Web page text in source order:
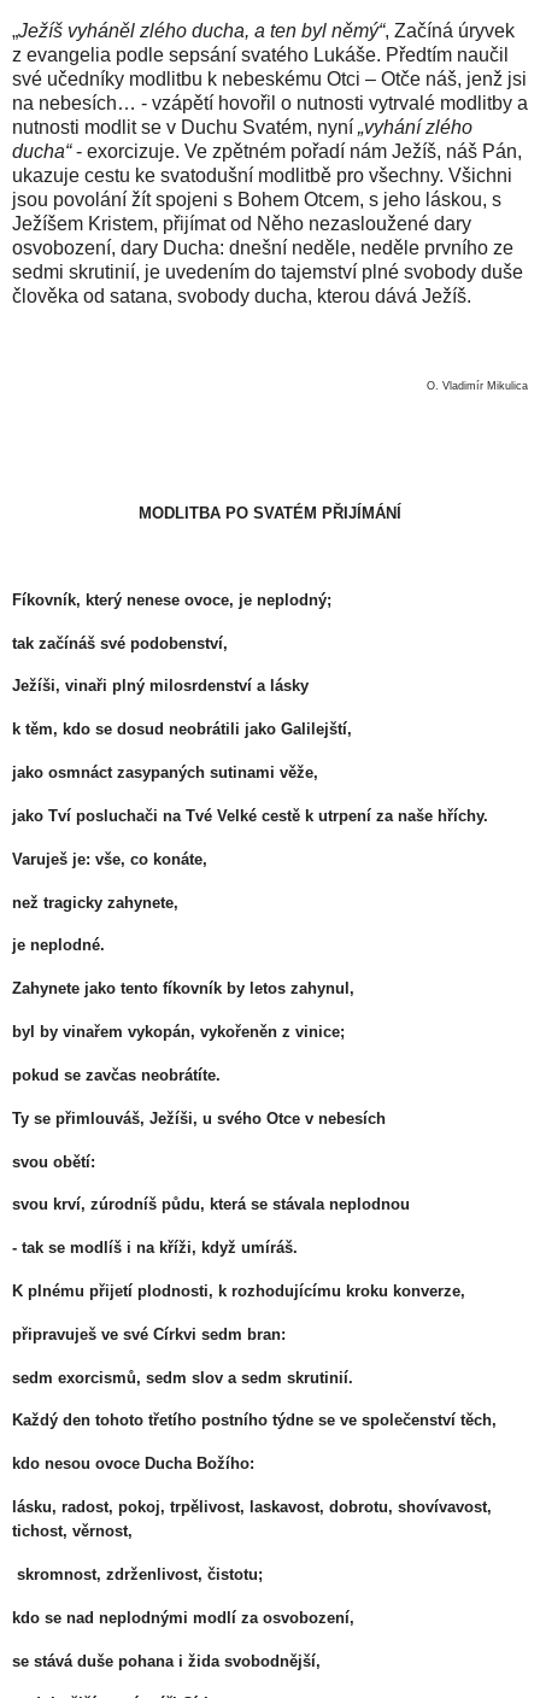
„Ježíš vyháněl zlého ducha, a ten byl němý“, Začíná úryvek
z evangelia podle sepsání svatého Lukáše. Předtím naučil
své učedníky modlitbu k nebeskému Otci – Otče náš, jenž jsi
na nebesích… - vzápětí hovořil o nutnosti vytrvalé modlitby a
nutnosti modlit se v Duchu Svatém, nyní „vyhání zlého
ducha“- exorcizuje. Ve zpětném pořadí nám Ježíš, náš Pán,
ukazuje cestu ke svatodušní modlitbě pro všechny. Všichni
jsou povolání žít spojeni s Bohem Otcem, s jeho láskou, s
Ježíšem Kristem, přijímat od Něho nezasloužené dary
osvobození, dary Ducha: dnešní neděle, neděle prvního ze
sedmi skrutinií, je uvedením do tajemství plné svobody duše
člověka od satana, svobody ducha, kterou dává Ježíš.
O. Vladimír Mikulica
MODLITBA PO SVATÉM PŘIJÍMÁNÍ
Fíkovník, který nenese ovoce, je neplodný;
tak začínáš své podobenství,
Ježíši, vinaři plný milosrdenství a lásky
k těm, kdo se dosud neobrátili jako Galilejští,
jako osmnáct zasypaných sutinami věže,
jako Tví posluchači na Tvé Velké cestě k utrpení za naše hříchy.
Varuješ je: vše, co konáte,
než tragicky zahynete,
je neplodné.
Zahynete jako tento fíkovník by letos zahynul,
byl by vinařem vykopán, vykořeněn z vinice;
pokud se zavčas neobrátíte.
Ty se přimlouváš, Ježíši, u svého Otce v nebesích
svou obětí:
svou krví, zúrodníš půdu, která se stávala neplodnou
- tak se modlíš i na kříži, když umíráš.
K plnému přijetí plodnosti, k rozhodujícímu kroku konverze,
připravuješ ve své Církvi sedm bran:
sedm exorcismů, sedm slov a sedm skrutinií.
Každý den tohoto třetího postního týdne se ve společenství těch,
kdo nesou ovoce Ducha Božího:
lásku, radost, pokoj, trpělivost, laskavost, dobrotu, shovívavost,
tichost, věrnost,
skromnost, zdrženlivost, čistotu;
kdo se nad neplodnými modlí za osvobození,
se stává duše pohana i žida svobodnější,